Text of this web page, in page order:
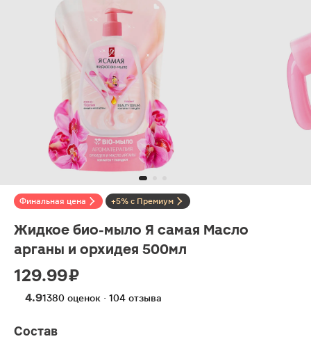
Финальная цена +5% с Премиум
Жидкое био-мыло Я самая Масло
арганы и орхидея 500мл
129.99 ₽
4.91380 оценок · 104 отзыва
Состав